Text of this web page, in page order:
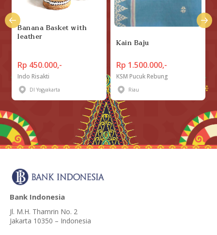
Banana Basket with
leather
Rp 450.000,-
Indo Risakti
DI Yogyakarta
Kain Baju
Rp 1.500.000,-
KSM Pucuk Rebung
Riau
Bank Indonesia
Jl. M.H. Thamrin No. 2
Jakarta 10350 – Indonesia